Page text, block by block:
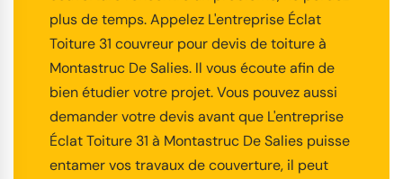
plus de temps. Appelez L'entreprise Éclat
Toiture 31 couvreur pour devis de toiture à
Montastruc De Salies. Il vous écoute afin de
bien étudier votre projet. Vous pouvez aussi
demander votre devis avant que L'entreprise
Éclat Toiture 31 à Montastruc De Salies puisse
entamer vos travaux de couverture, il peut